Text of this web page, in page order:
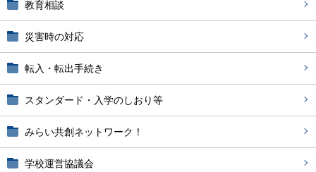
教育相談
災害時の対応
転入・転出手続き
スタンダード・入学のしおり等
みらい共創ネットワーク！
学校運営協議会